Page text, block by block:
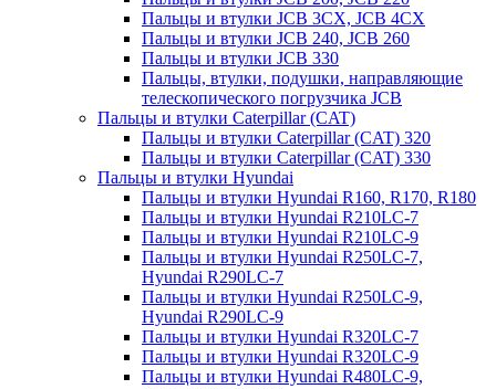
Пальцы и втулки JCB 3CX, JCB 4CX
Пальцы и втулки JCB 240, JCB 260
Пальцы и втулки JCB 330
Пальцы, втулки, подушки, направляющие
телескопического погрузчика JCB
Пальцы и втулки Caterpillar (CAT)
Пальцы и втулки Caterpillar (CAT) 320
Пальцы и втулки Caterpillar (CAT) 330
Пальцы и втулки Hyundai
Пальцы и втулки Hyundai R160, R170, R180
Пальцы и втулки Hyundai R210LC-7
Пальцы и втулки Hyundai R210LC-9
Пальцы и втулки Hyundai R250LC-7,
Hyundai R290LC-7
Пальцы и втулки Hyundai R250LC-9,
Hyundai R290LC-9
Пальцы и втулки Hyundai R320LC-7
Пальцы и втулки Hyundai R320LC-9
Пальцы и втулки Hyundai R480LC-9,